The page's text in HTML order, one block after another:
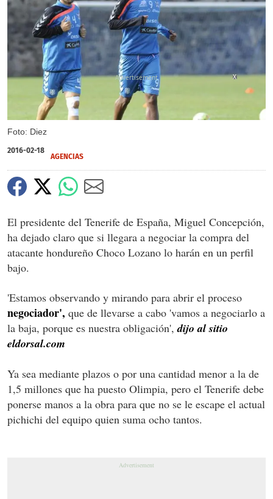
Foto: Diez
X
2016-02-18
AGENCIAS
El presidente del Tenerife de España, Miguel Concepción,
ha dejado claro que si llegara a negociar la compra del
atacante hondureño Choco Lozano lo harán en un perfil
bajo.
'Estamos observando y mirando para abrir el proceso
negociador', que de llevarse a cabo 'vamos a negociarlo a
la baja, porque es nuestra obligación',dijo al sitio
eldorsal.com
Ya sea mediante plazos o por una cantidad menor a la de
1,5 millones que ha puesto Olimpia, pero el Tenerife debe
ponerse manos a la obra para que no se le escape el actual
pichichi del equipo quien suma ocho tantos.